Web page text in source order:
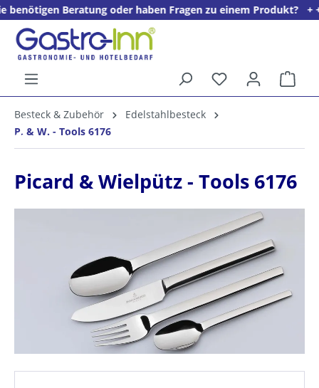
springen
Beratung oder haben Fragen zu einem Produkt? + + + Wir
Willkommens­rabatt**
für neue Kunden
Besteck & Zubehör
Edelstahlbesteck
P. & W. - Tools 6176
Picard & Wielpütz - Tools 6176